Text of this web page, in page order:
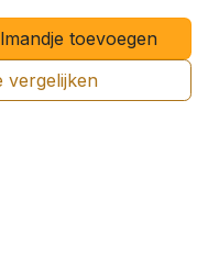
toevoegen
vergelijken